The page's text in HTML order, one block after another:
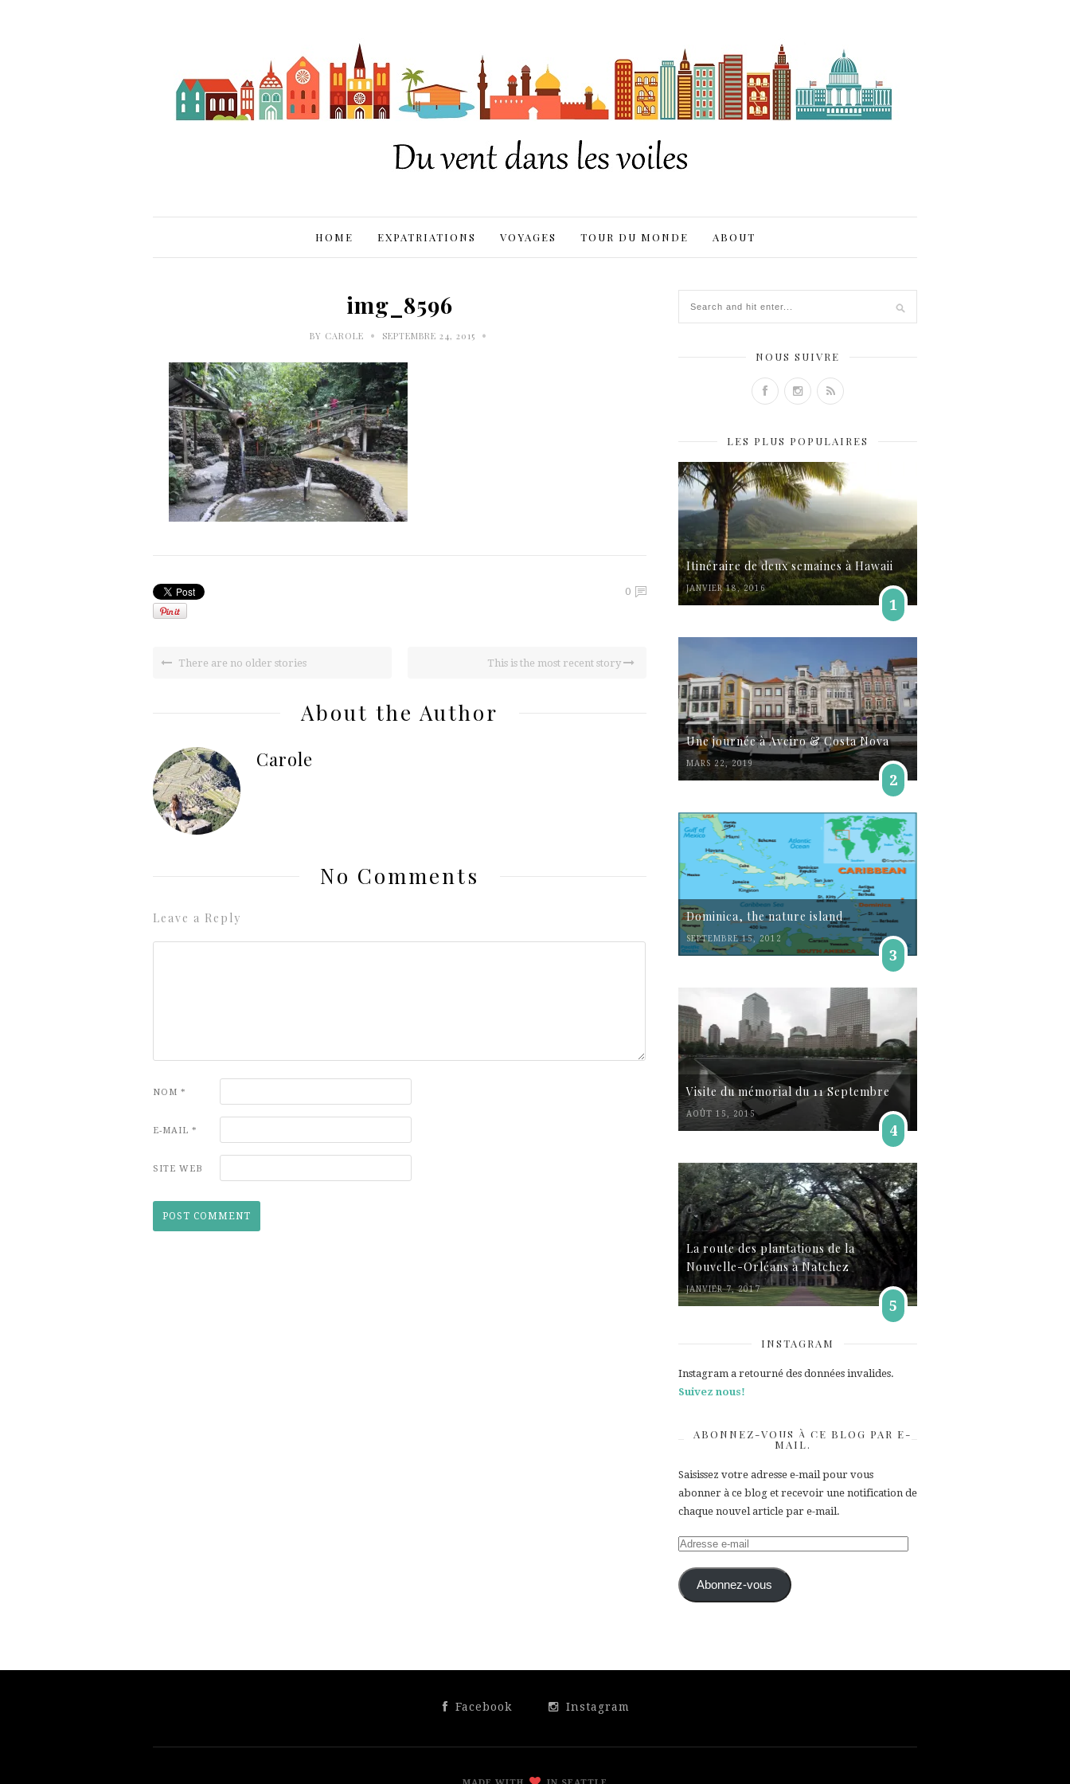
HOME EXPATRIATIONS VOYAGES TOUR DU MONDE ABOUT
img_8596
BY CAROLE • SEPTEMBRE 24, 2015 •
0
There are no older stories This is the most recent story
About the Author
Carole
No Comments
Leave a Reply
NOM *
E-MAIL *
SITE WEB
NOUS SUIVRE
LES PLUS POPULAIRES
Itinéraire de deux semaines à Hawaii
JANVIER 18, 2016
1
Une journée à Aveiro & Costa Nova
MARS 22, 2019
2
Dominica, the nature island
SEPTEMBRE 15, 2012
3
Visite du mémorial du 11 Septembre
AOÛT 15, 2015
4
La route des plantations de la
Nouvelle-Orléans à Natchez
JANVIER 7, 2017
5
INSTAGRAM
Instagram a retourné des données invalides.
Suivez nous!
ABONNEZ-VOUS À CE BLOG PAR E-
MAIL.
Saisissez votre adresse e-mail pour vous
abonner à ce blog et recevoir une notification de
chaque nouvel article par e-mail.
Adresse
mail Abonnez-vous
Facebook Instagram